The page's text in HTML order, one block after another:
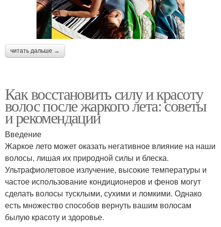
читать дальше →
Как восстановить силу и красоту
волос после жаркого лета: советы
и рекомендации
Введение
Жаркое лето может оказать негативное влияние на наши
волосы, лишая их природной силы и блеска.
Ультрафиолетовое излучение, высокие температуры и
частое использование кондиционеров и фенов могут
сделать волосы тусклыми, сухими и ломкими. Однако
есть множество способов вернуть вашим волосам
былую красоту и здоровье.